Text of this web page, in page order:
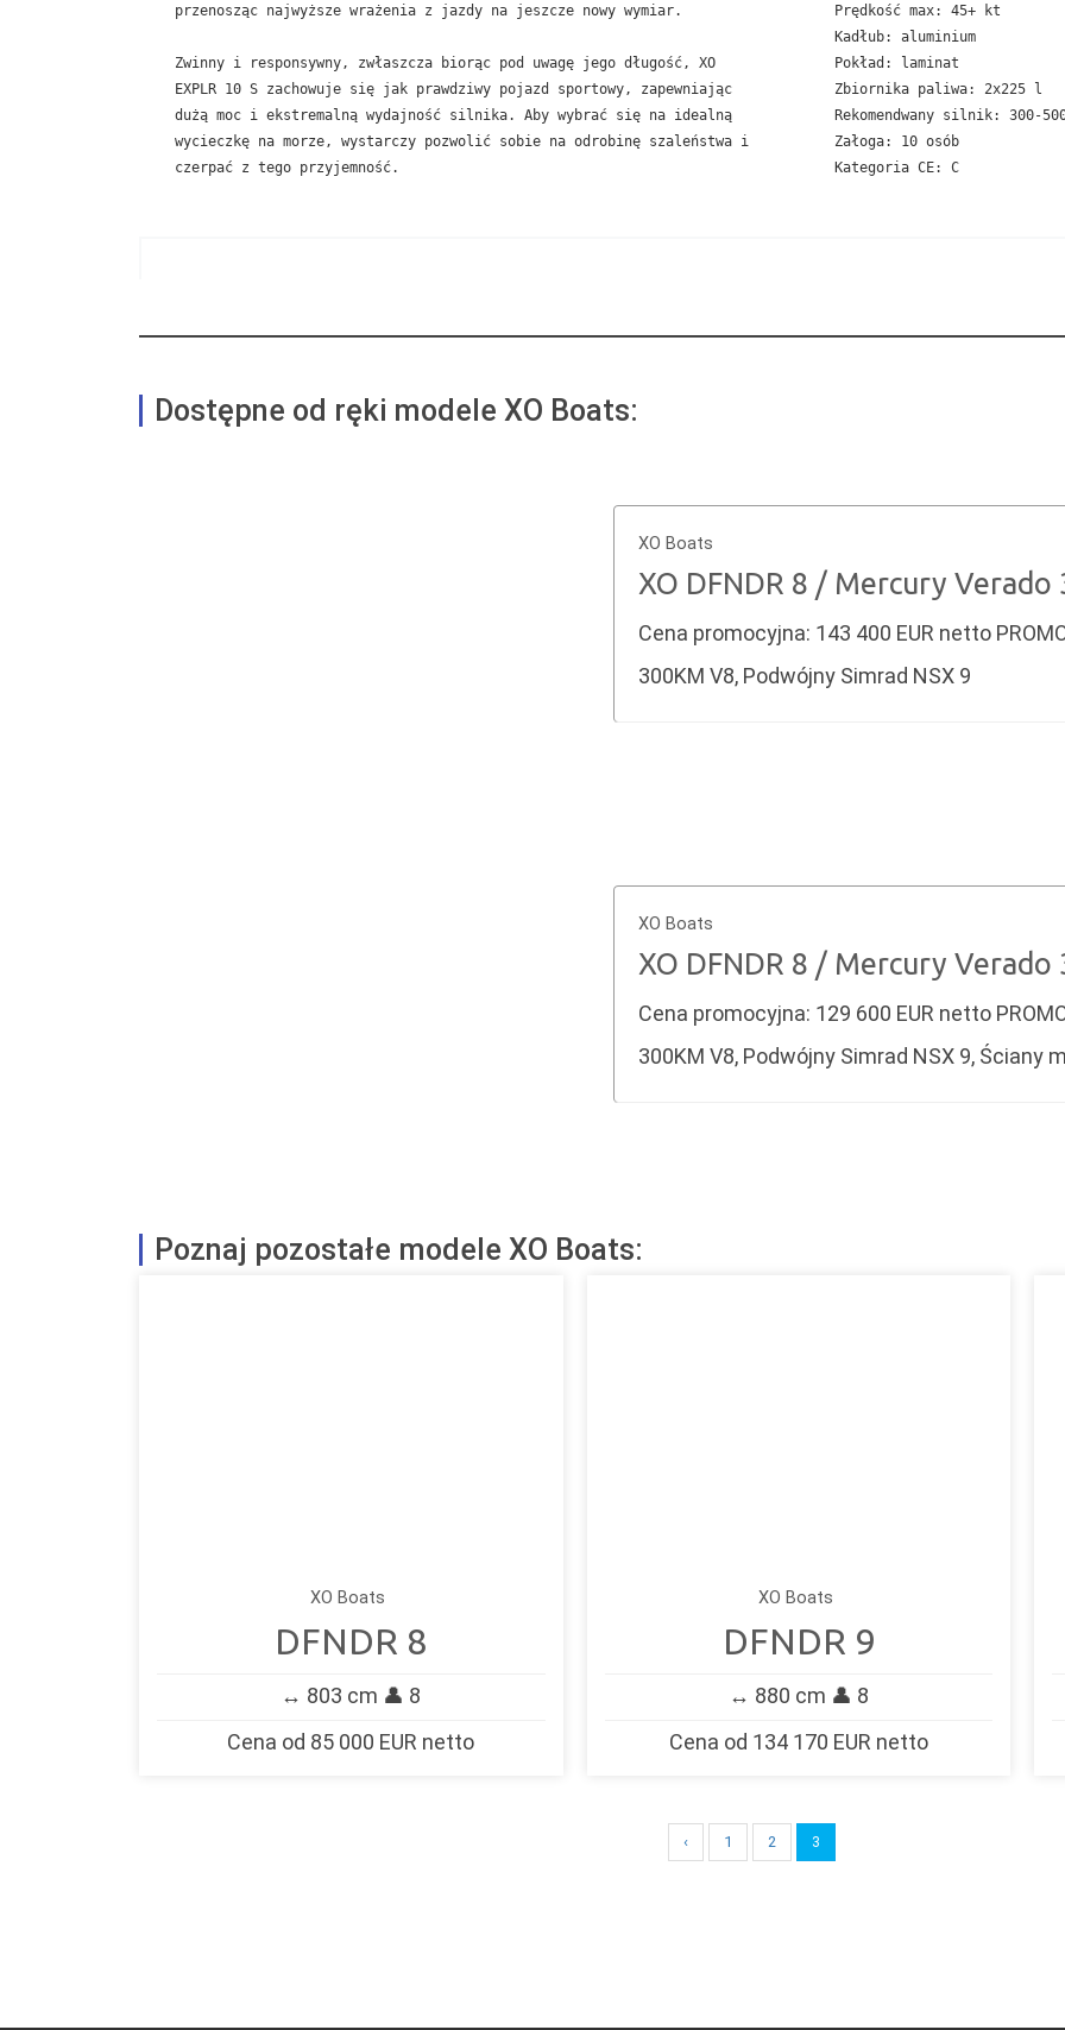
przenosząc najwyższe wrażenia z jazdy na jeszcze nowy wymiar.
Zwinny i responsywny, zwłaszcza biorąc pod uwagę jego długość, XO
EXPLR 10 S zachowuje się jak prawdziwy pojazd sportowy, zapewniając
dużą moc i ekstremalną wydajność silnika. Aby wybrać się na idealną
wycieczkę na morze, wystarczy pozwolić sobie na odrobinę szaleństwa i
czerpać z tego przyjemność.
Prędkość max: 45+ kt
Kadłub: aluminium
Pokład: laminat
Zbiornika paliwa: 2x225 l
Rekomendwany silnik: 300-
Załoga: 10 osób
Kategoria CE: C
Dostępne od ręki modele XO Boats:
XO Boats
XO DFNDR 8 / Mercury Verado
Cena promocyjna: 143 400 EUR netto
300KM V8, Podwójny Simrad NSX 9
XO Boats
XO DFNDR 8 / Mercury Verado
Cena promocyjna: 129 600 EUR netto
300KM V8, Podwójny Simrad NSX 9, Ściany
Poznaj pozostałe modele XO Boats:
XO Boats
DFNDR 8
↔️ 803 cm 👤 8
Cena od 85 000 EUR netto
XO Boats
DFNDR 9
↔️ 880 cm 👤 8
Cena od 134 170 EUR netto
‹ 1 2 3